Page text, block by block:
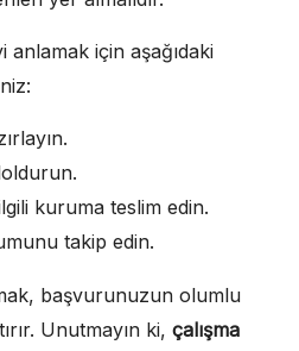
için aşağıdaki
kuruma teslim edin.
takip edin.
başvurunuzun olumlu
Unutmayın ki, çalışma